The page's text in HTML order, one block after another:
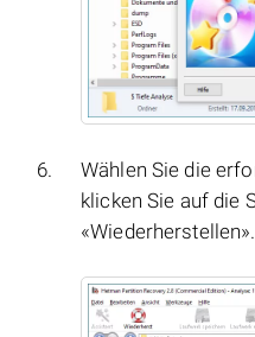
Wählen Sie die
klicken Sie auf die
«Wiederherstellen».